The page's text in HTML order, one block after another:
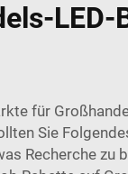
für
Sie
Recherche